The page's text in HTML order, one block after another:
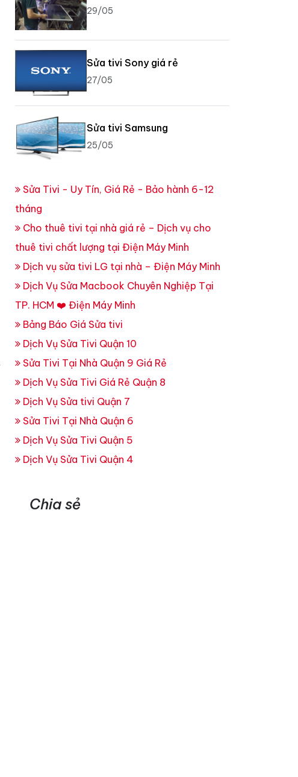
29/05
Sửa tivi Sony giá rẻ
27/05
Sửa tivi Samsung
25/05
Sửa Tivi - Uy Tín, Giá Rẻ - Bảo hành 6-12
tháng
Cho thuê tivi tại nhà giá rẻ – Dịch vụ cho
thuê tivi chất lượng tại Điện Máy Minh
Dịch vụ sửa tivi LG tại nhà – Điện Máy Minh
Dịch Vụ Sửa Macbook Chuyên Nghiệp Tại
TP. HCM ❤️ Điện Máy Minh
Bảng Báo Giá Sửa tivi
Dịch Vụ Sửa Tivi Quận 10
Sửa Tivi Tại Nhà Quận 9 Giá Rẻ
Dịch Vụ Sửa Tivi Giá Rẻ Quận 8
Dịch Vụ Sửa tivi Quận 7
Sửa Tivi Tại Nhà Quận 6
Dịch Vụ Sửa Tivi Quận 5
Dịch Vụ Sửa Tivi Quận 4
Chia sẻ